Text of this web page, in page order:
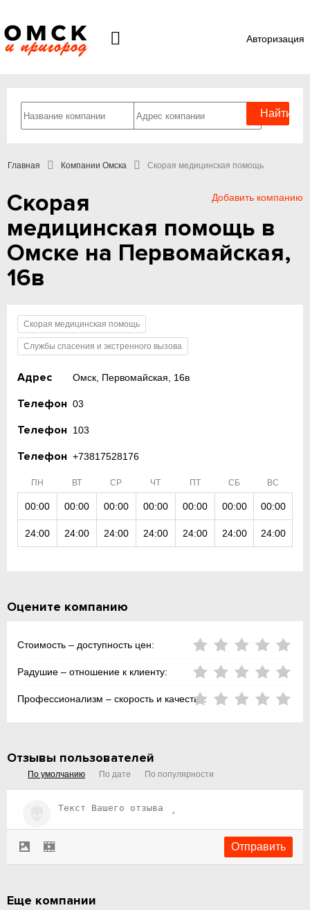
Авторизация
Главная Компании Омска Скорая медицинская помощь
Добавить компанию
Скорая
медицинская помощь в
Омске на Первомайская,
16в
Скорая медицинская помощь
Службы спасения и экстренного вызова
Адрес Омск, Первомайская, 16в
Телефон 03
Телефон 103
Телефон +73817528176
ПН ВТ СР ЧТ ПТ СБ ВС
00:00 00:00 00:00 00:00 00:00 00:00 00:00
24:00 24:00 24:00 24:00 24:00 24:00 24:00
Оцените компанию
Стоимость – доступность цен:
Радушие – отношение к клиенту:
Профессионализм – скорость и качество:
Отзывы пользователей
По умолчанию По дате По популярности
Еще компании